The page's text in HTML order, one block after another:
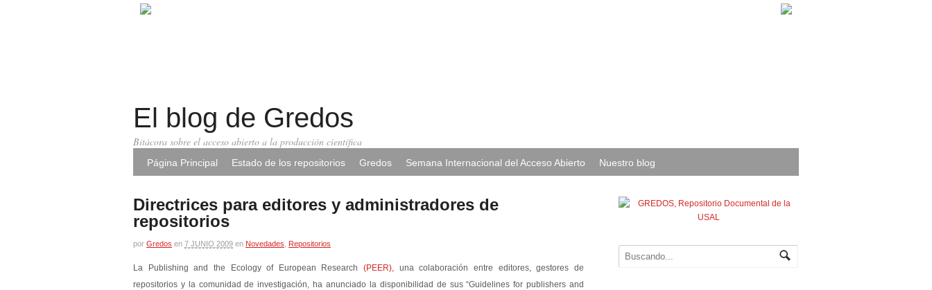
El blog de Gredos
Bitácora sobre el acceso abierto a la producción científica
Página Principal Estado de los repositorios Gredos Semana Internacional del Acceso Abierto Nuestro blog
Directrices para editores y administradores de
repositorios
por Gredos en 7 JUNIO 2009 en Novedades Repositorios
La Publishing and the Ecology of European Research(PEER),
una colaboración entre editores, gestores de
repositorios y la comunidad de investigación, ha anunciado la disponibilidad de sus “Guidelines for publishers and